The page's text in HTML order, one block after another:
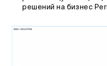
решений на бизнес